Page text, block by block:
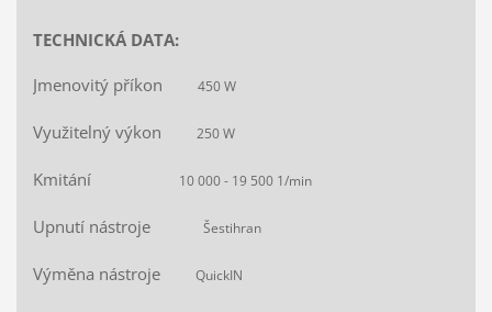
TECHNICKÁ DATA:
Jmenovitý příkon 450 W
Využitelný výkon 250 W
Kmitání 10 000 - 19 500 1/min
Upnutí nástroje Šestihran
Výměna nástroje QuickIN